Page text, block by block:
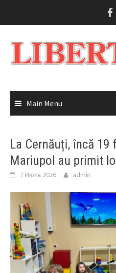
Main Menu
La Cernăuți, încă
Mariupol au primit
7 Июль 2026 admin